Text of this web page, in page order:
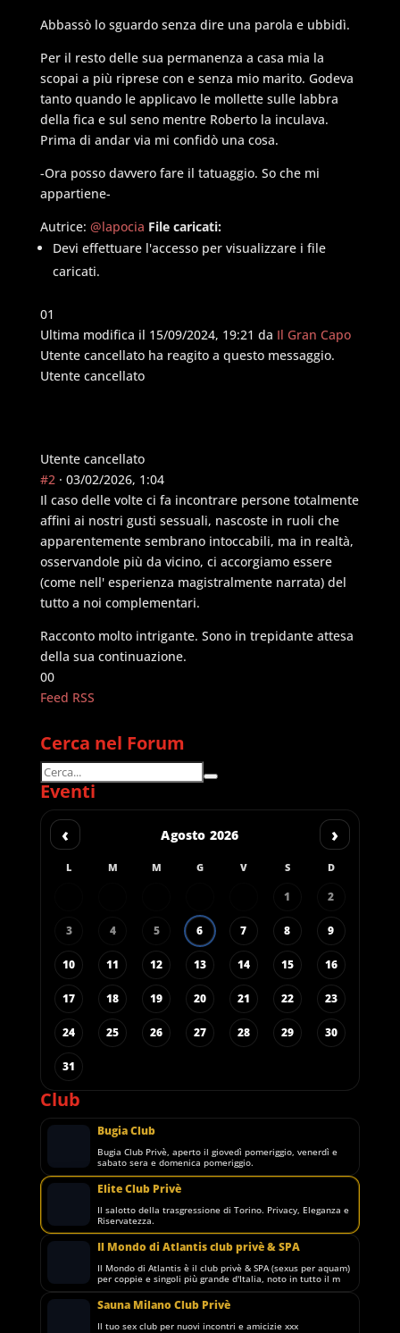
Abbassò lo sguardo senza dire una parola e ubbidì.
Per il resto delle sua permanenza a casa mia la
scopai a più riprese con e senza mio marito. Godeva
tanto quando le applicavo le mollette sulle labbra
della fica e sul seno mentre Roberto la inculava.
Prima di andar via mi confidò una cosa.
-Ora posso davvero fare il tatuaggio. So che mi
appartiene-
Autrice: @lapocia File caricati:
Devi effettuare l'accesso per visualizzare i file
caricati.
Fai
clic
per
pollice
0Fai
clic
per
pollice
1
Ultima modifica il 15/09/2024, 19:21 da Il Gran Capo
Utente cancellato ha reagito a questo messaggio.
Utente cancellato
Utente cancellato
#2· 03/02/2026, 1:04
Il caso delle volte ci fa incontrare persone totalmente
affini ai nostri gusti sessuali, nascoste in ruoli che
apparentemente sembrano intoccabili, ma in realtà,
osservandole più da vicino, ci accorgiamo essere
(come nell' esperienza magistralmente narrata) del
tutto a noi complementari.
Racconto molto intrigante. Sono in trepidante attesa
della sua continuazione.
Fai
clic
pollice
in
basso.
0Fai
clic
pollice
in
alto.
0
Feed RSS
Cerca nel Forum
Eventi
‹
Agosto 2026 ›
L M M G V S D
1 2
3 4 5 6 7 8 9
10 11 12 13 14 15 16
17 18 19 20 21 22 23
24 25 26 27 28 29 30
31
Club
Bugia Club
Bugia Club Privè, aperto il giovedì pomeriggio, venerdì e
sabato sera e domenica pomeriggio.
Elite Club Privè
Il salotto della trasgressione di Torino. Privacy, Eleganza e
Riservatezza.
Il Mondo di Atlantis club privè & SPA
Il Mondo di Atlantis è il club privè & SPA (sexus per aquam)
per coppie e singoli più grande d'Italia, noto in tutto il m
Sauna Milano Club Privè
Il tuo sex club per nuovi incontri e amicizie xxx